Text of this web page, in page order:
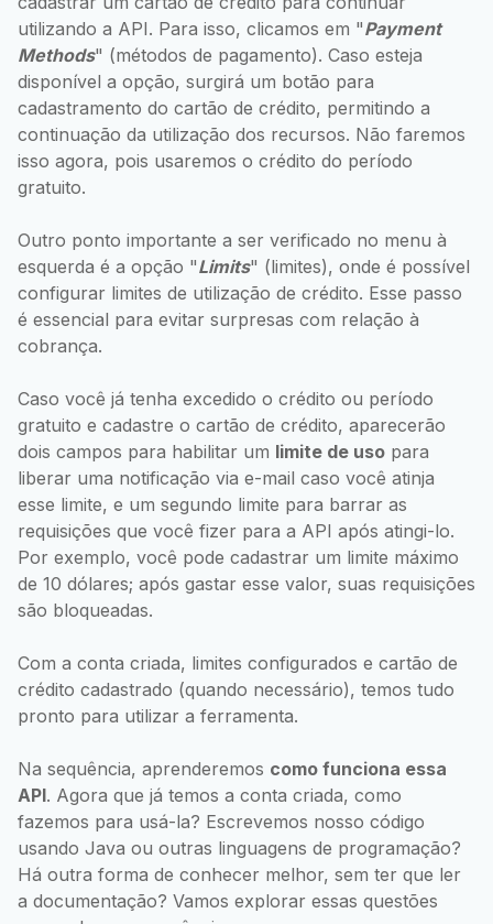
utilizando a API. Para isso, clicamos em "Payment
Methods" (métodos de pagamento). Caso esteja
disponível a opção, surgirá um botão para
cadastramento do cartão de crédito, permitindo a
continuação da utilização dos recursos. Não faremos
isso agora, pois usaremos o crédito do período
gratuito.
Outro ponto importante a ser verificado no menu à
esquerda é a opção "Limits" (limites), onde é possível
configurar limites de utilização de crédito. Esse passo
é essencial para evitar surpresas com relação à
cobrança.
Caso você já tenha excedido o crédito ou período
gratuito e cadastre o cartão de crédito, aparecerão
dois campos para habilitar um limite de uso para
liberar uma notificação via e-mail caso você atinja
esse limite, e um segundo limite para barrar as
requisições que você fizer para a API após atingi-lo.
Por exemplo, você pode cadastrar um limite máximo
de 10 dólares; após gastar esse valor, suas requisições
são bloqueadas.
Com a conta criada, limites configurados e cartão de
crédito cadastrado (quando necessário), temos tudo
pronto para utilizar a ferramenta.
Na sequência, aprenderemos como funciona essa
API. Agora que já temos a conta criada, como
fazemos para usá-la? Escrevemos nosso código
usando Java ou outras linguagens de programação?
Há outra forma de conhecer melhor, sem ter que ler
a documentação? Vamos explorar essas questões